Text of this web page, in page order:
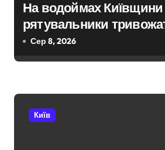
п
и
і
На водоймах Київщини
рятувальники
зростання трагедій
Сер 8, 2026
Київ